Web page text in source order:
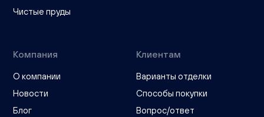
Чистые пруды
Компания
О компании
Новости
Блог
Клиентам
Варианты отделки
Способы покупки
Вопрос/ответ